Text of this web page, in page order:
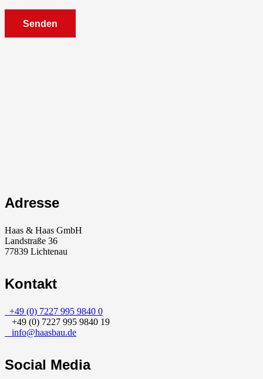
Adresse
Haas & Haas GmbH
Landstraße 36
77839 Lichtenau
Kontakt
+49 (0) 7227 995 9840 0
+49 (0) 7227 995 9840 19
info@haasbau.de
Social Media